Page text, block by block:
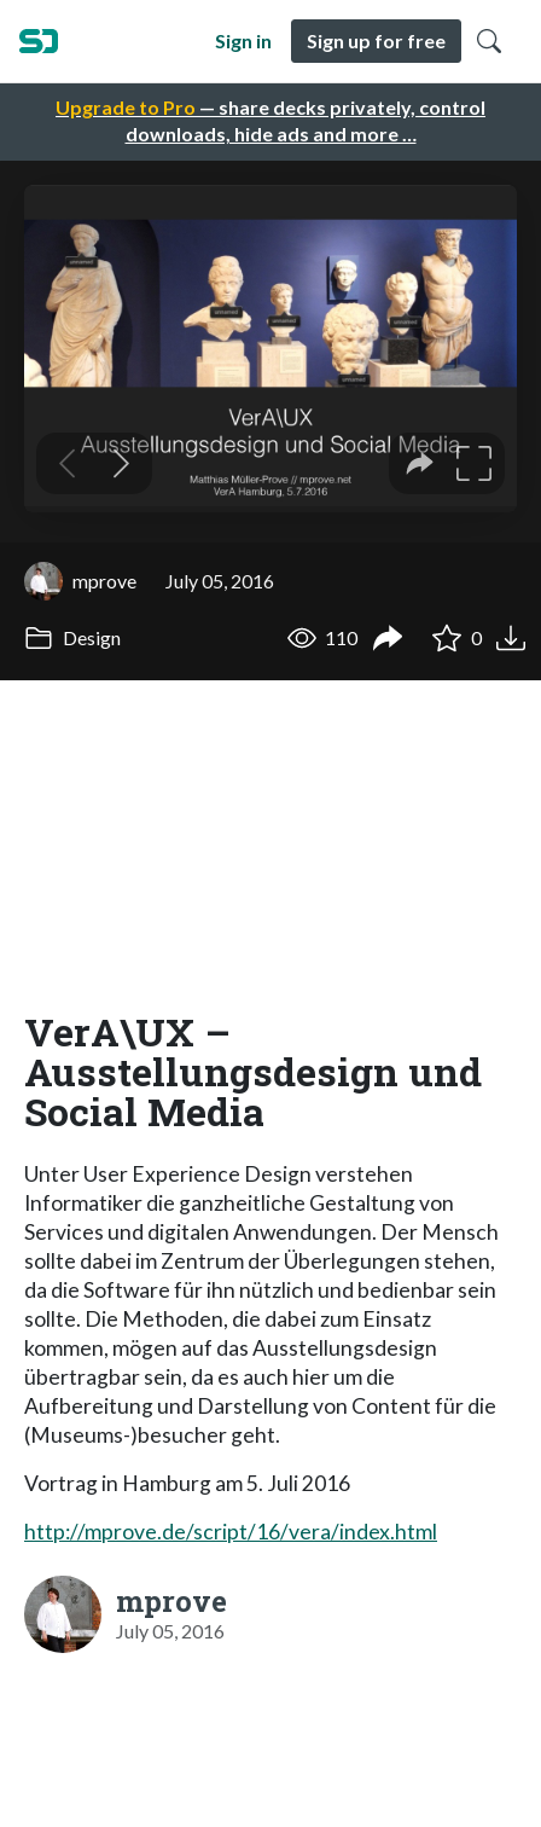
Upgrade to Pro — share decks privately, control
downloads, hide ads and more …
Sign in Sign up for free
mprove July 05, 2016
Design 110 0
VerA\UX –
Ausstellungsdesign und
Social Media
Unter User Experience Design verstehen
Informatiker die ganzheitliche Gestaltung von
Services und digitalen Anwendungen. Der Mensch
sollte dabei im Zentrum der Überlegungen stehen,
da die Software für ihn nützlich und bedienbar sein
sollte. Die Methoden, die dabei zum Einsatz
kommen, mögen auf das Ausstellungsdesign
übertragbar sein, da es auch hier um die
Aufbereitung und Darstellung von Content für die
(Museums-)besucher geht.
Vortrag in Hamburg am 5. Juli 2016
http://mprove.de/script/16/vera/index.html
mprove
July 05, 2016